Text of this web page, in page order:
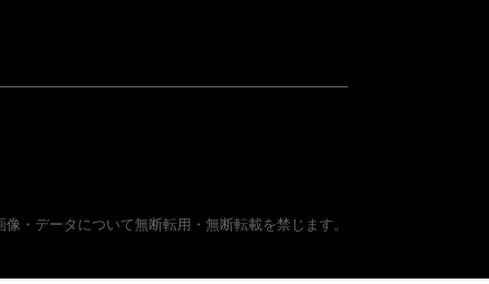
像・データについて無断転用・無断転載を禁じます。